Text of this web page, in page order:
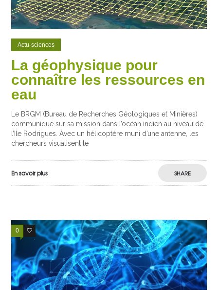
Actu-sciences
La géophysique pour
connaître les ressources en
eau
Le BRGM (Bureau de Recherches Géologiques et Minières)
communique sur sa mission dans l’océan indien au niveau de
l’Ile Rodrigues. Avec un hélicoptère muni d’une antenne, les
chercheurs visualisent le
En savoir plus SHARE
0 3